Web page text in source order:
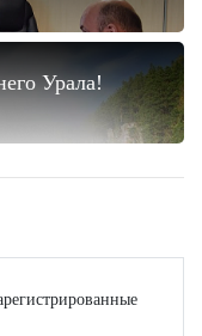
Урала!